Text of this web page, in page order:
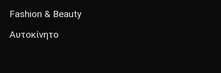
Fashion & Beauty
Αυτοκίνητο